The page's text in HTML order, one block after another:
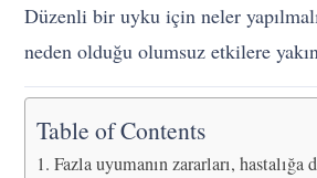
Düzenli bir uyku için neler
neden olduğu olumsuz etkilere
Table of Contents
Fazla uyumanın zararları, hastalığa